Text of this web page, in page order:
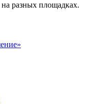
разных площадках.